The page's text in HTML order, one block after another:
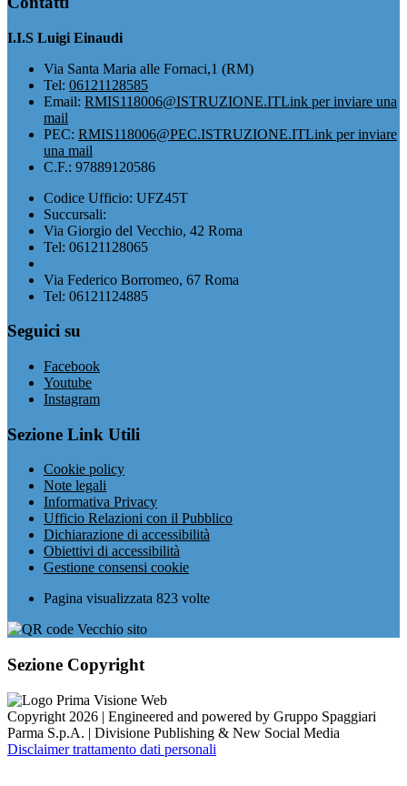
I.I.S Luigi Einaudi
Via Santa Maria alle Fornaci,1 (RM)
Tel: 06121128585
Email: RMIS118006@ISTRUZIONE.ITLink per inviare una
mail
PEC: RMIS118006@PEC.ISTRUZIONE.ITLink per inviare
una mail
C.F.: 97889120586
Codice Ufficio: UFZ45T
Succursali:
Via Giorgio del Vecchio, 42 Roma
Tel: 06121128065
Via Federico Borromeo, 67 Roma
Tel: 06121124885
Seguici su
Facebook
Youtube
Instagram
Sezione Link Utili
Cookie policy
Note legali
Informativa Privacy
Ufficio Relazioni con il Pubblico
Dichiarazione di accessibilità
Obiettivi di accessibilità
Gestione consensi cookie
Pagina visualizzata 823 volte
Sezione Copyright
Copyright 2026 | Engineered and powered by Gruppo Spaggiari
Parma S.p.A. | Divisione Publishing & New Social Media
Disclaimer trattamento dati personali